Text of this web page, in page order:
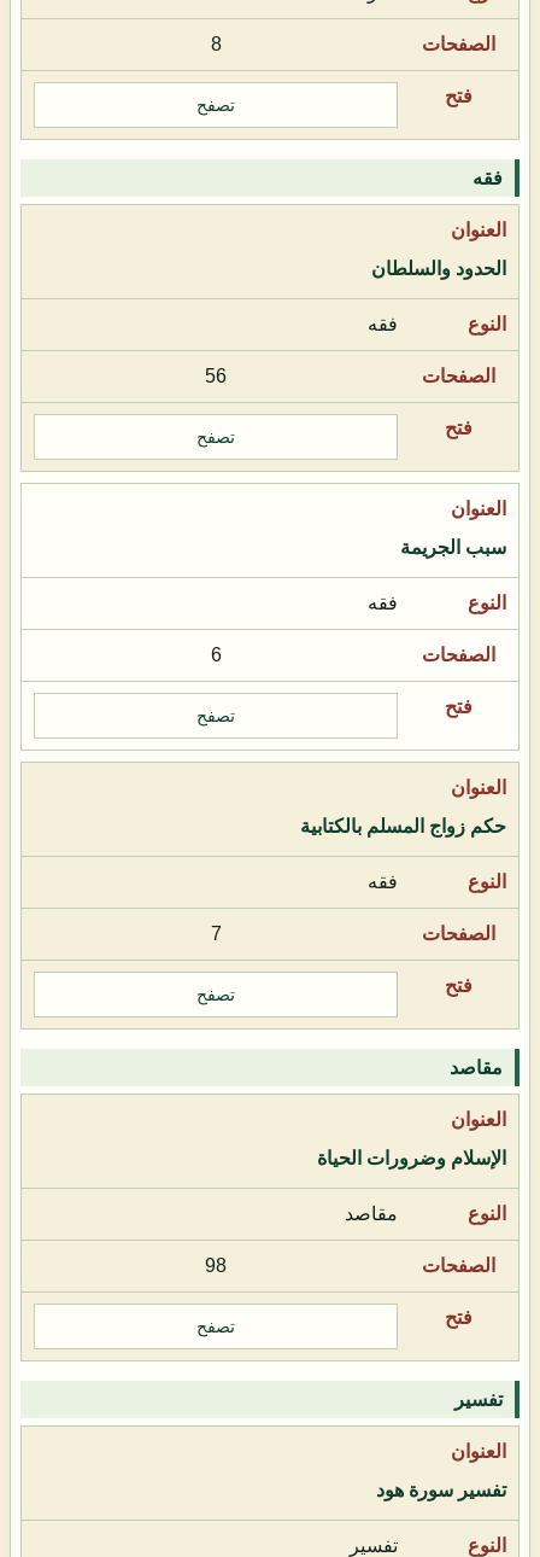
8
تصفح
فقه
الحدود والسلطان
فقه
56
تصفح
سبب الجريمة
فقه
6
تصفح
حكم زواج المسلم بالكتابية
فقه
7
تصفح
مقاصد
الإسلام وضرورات الحياة
مقاصد
98
تصفح
تفسير
تفسير سورة هود
تفسير